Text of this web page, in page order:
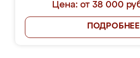
Цена: от 38 000
ПОДРОБНЕЕ